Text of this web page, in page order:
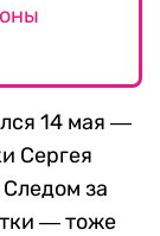
14 мая ―
Сергея
за
― тоже